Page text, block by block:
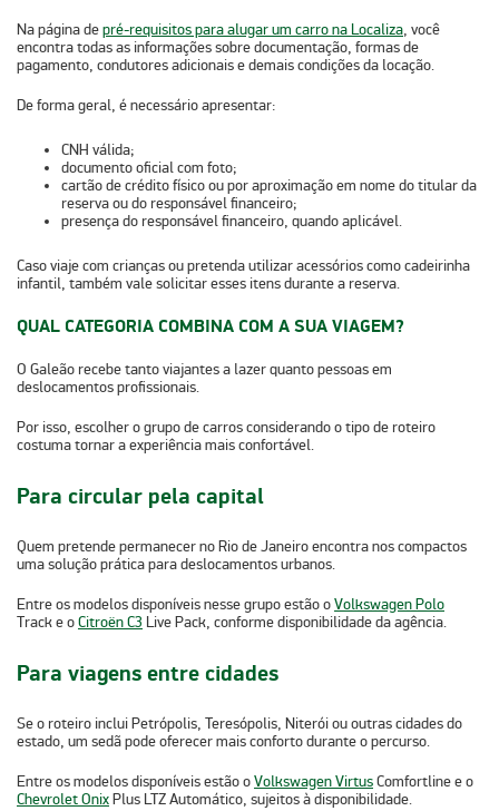
Na página depré-requisitos para alugar um carro na Localiza, você
encontra todas as informações sobre documentação, formas de
pagamento, condutores adicionais e demais condições da locação.
De forma geral, é necessário apresentar:
CNH válida;
documento oficial com foto;
cartão de crédito físico ou por aproximação em nome do titular da
reserva ou do responsável financeiro;
presença do responsável financeiro, quando aplicável.
Caso viaje com crianças ou pretenda utilizar acessórios comocadeirinha
infantil, também vale solicitar esses itens durante a reserva.
QUAL CATEGORIA COMBINA COM A SUA VIAGEM?
O Galeão recebe tanto viajantes a lazer quanto pessoas em
deslocamentos profissionais.
Por isso, escolher o grupo de carros considerando o tipo de roteiro
costuma tornar a experiência mais confortável.
Para circular pela capital
Quem pretende permanecer no Rio de Janeiro encontra nos compactos
uma solução prática para deslocamentos urbanos.
Entre os modelos disponíveis nesse grupo estão oVolkswagen Polo
Tracke oCitroën C3 Live Pack, conforme disponibilidade da agência.
Para viagens entre cidades
Se o roteiro inclui Petrópolis, Teresópolis, Niterói ou outras cidades do
estado, um sedã pode oferecer mais conforto durante o percurso.
Entre os modelos disponíveis estão oVolkswagen VirtusComfortlinee o
Chevrolet OnixPlus LTZ Automático, sujeitos à disponibilidade.